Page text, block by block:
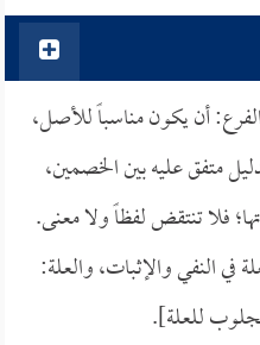
أن يكون مناسباً للأصل،
متفق عليه بين الخصمين،
فلا تنتقض لفظاً ولا معنى.
النفي والإثبات، والعلة:
للعلة].